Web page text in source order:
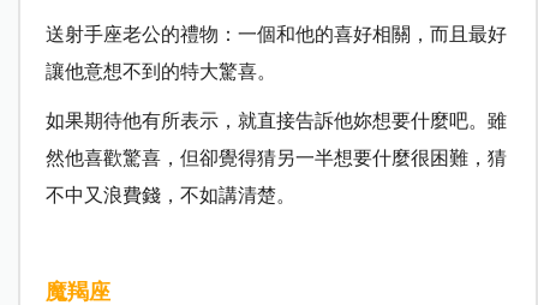
送射手座老公的禮物：一個和他的喜好相關，而且最好
讓他意想不到的特大驚喜。
如果期待他有所表示，就直接告訴他妳想要什麼吧。雖
然他喜歡驚喜，但卻覺得猜另一半想要什麼很困難，猜
不中又浪費錢，不如講清楚。
魔羯座